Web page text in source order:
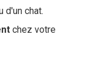
d'un chat.
chez votre